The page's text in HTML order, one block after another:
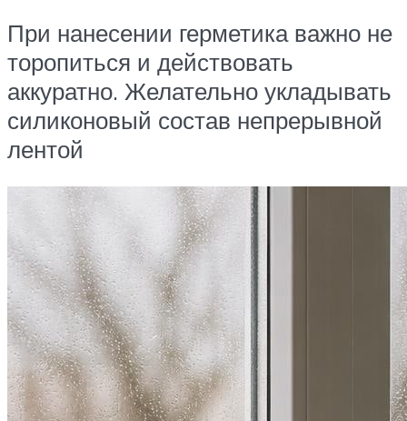
При нанесении герметика важно не
торопиться и действовать
аккуратно. Желательно укладывать
силиконовый состав непрерывной
лентой